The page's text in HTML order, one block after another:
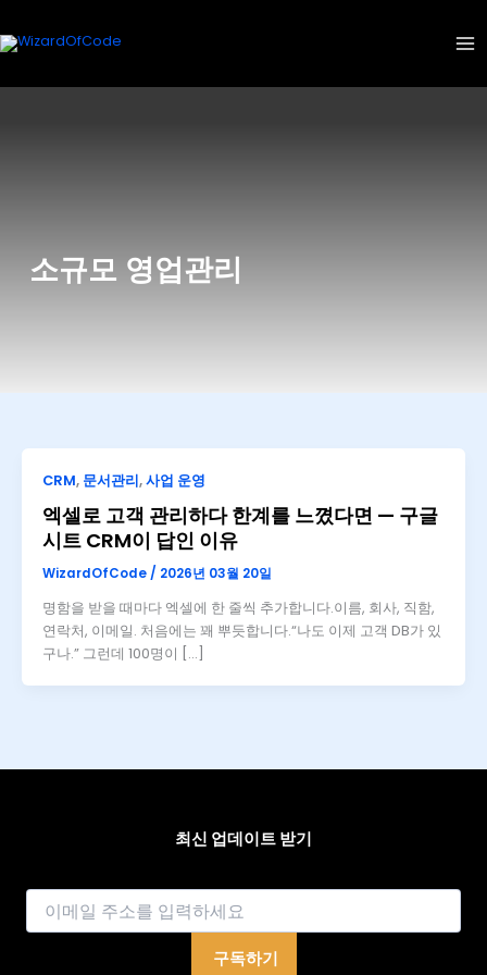
텐
츠
소규모 영업관리
CRM, 문서관리,사업 운영
엑셀로 고객 관리하다 한계를 느꼈다면 — 구글
시트 CRM이 답인 이유
WizardOfCode / 2026년 03월 20일
명함을 받을 때마다 엑셀에 한 줄씩 추가합니다.이름, 회사, 직함,
연락처, 이메일. 처음에는 꽤 뿌듯합니다.“나도 이제 고객 DB가 있
구나.” 그런데 100명이 […]
최신 업데이트 받기
구독하기